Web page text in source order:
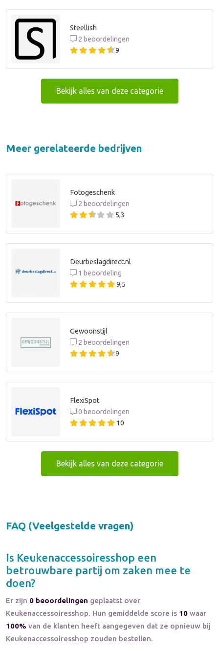
Steellish
2 beoordelingen
9
Bekijk alles van deze categorie
Meer gerelateerde bedrijven
Fotogeschenk
2 beoordelingen
5,3
Deurbeslagdirect.nl
1 beoordeling
9,5
Gewoonstijl
2 beoordelingen
9
FlexiSpot
0 beoordelingen
10
Bekijk alles van deze categorie
FAQ (Veelgestelde vragen)
Is Keukenaccessoiresshop een
betrouwbare partij om zaken mee te
doen?
Er zijn 0 beoordelingen geplaatst over
Keukenaccessoiresshop. Hun gemiddelde score is 10 waar
100% van de klanten heeft aangegeven dat ze opnieuw bij
Keukenaccessoiresshop zouden bestellen.